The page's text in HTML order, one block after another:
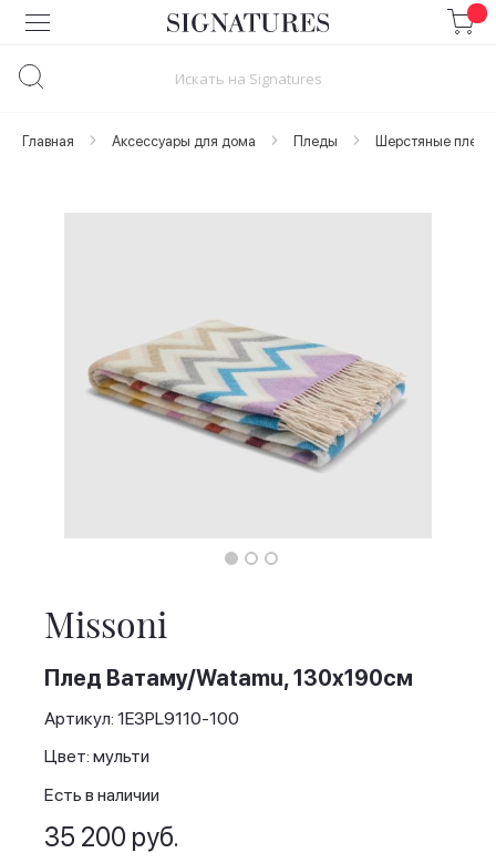
Skip
to
Главная Аксессуары для дома Пледы Шерстяные пледы
images
gallery
beginning
of
the
images
gallery
Missoni
Плед Ватаму/Watamu, 130x190cм
Артикул: 1E3PL9110-100
Цвет: мульти
Есть в наличии
35 200 руб.